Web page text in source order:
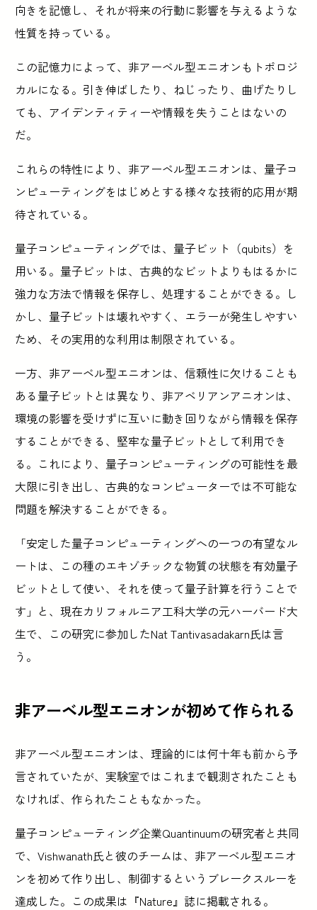
向きを記憶し、それが将来の行動に影響を与えるような
性質を持っている。
この記憶力によって、非アーベル型エニオンもトポロジ
カルになる。引き伸ばしたり、ねじったり、曲げたりし
ても、アイデンティティーや情報を失うことはないの
だ。
これらの特性により、非アーベル型エニオンは、量子コ
ンピューティングをはじめとする様々な技術的応用が期
待されている。
量子コンピューティングでは、量子ビット（qubits）を
用いる。量子ビットは、古典的なビットよりもはるかに
強力な方法で情報を保存し、処理することができる。し
かし、量子ビットは壊れやすく、エラーが発生しやすい
ため、その実用的な利用は制限されている。
一方、非アーベル型エニオンは、信頼性に欠けることも
ある量子ビットとは異なり、非アベリアンアニオンは、
環境の影響を受けずに互いに動き回りながら情報を保存
することができる、堅牢な量子ビットとして利用でき
る。これにより、量子コンピューティングの可能性を最
大限に引き出し、古典的なコンピューターでは不可能な
問題を解決することができる。
「安定した量子コンピューティングへの一つの有望なル
ートは、この種のエキゾチックな物質の状態を有効量子
ビットとして使い、それを使って量子計算を行うことで
す」と、現在カリフォルニア工科大学の元ハーバード大
生で、この研究に参加したNat Tantivasadakarn氏は言
う。
非アーベル型エニオンが初めて作られる
非アーベル型エニオンは、理論的には何十年も前から予
言されていたが、実験室ではこれまで観測されたことも
なければ、作られたこともなかった。
量子コンピューティング企業Quantinuumの研究者と共同
で、Vishwanath氏と彼のチームは、非アーベル型エニオ
ンを初めて作り出し、制御するというブレークスルーを
達成した。この成果は『Nature』誌に掲載される。